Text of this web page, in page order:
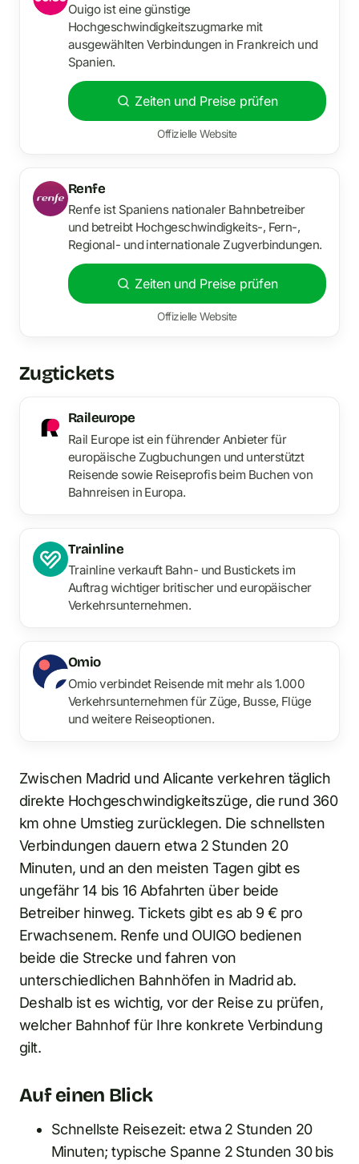
Ouigo ist eine günstige
Hochgeschwindigkeitszugmarke mit
ausgewählten Verbindungen in Frankreich und
Spanien.
Zeiten und Preise prüfen
Offizielle Website
Renfe
Renfe ist Spaniens nationaler Bahnbetreiber
und betreibt Hochgeschwindigkeits-, Fern-,
Regional- und internationale Zugverbindungen.
Zeiten und Preise prüfen
Offizielle Website
Zugtickets
Raileurope
Rail Europe ist ein führender Anbieter für
europäische Zugbuchungen und unterstützt
Reisende sowie Reiseprofis beim Buchen von
Bahnreisen in Europa.
Trainline
Trainline verkauft Bahn- und Bustickets im
Auftrag wichtiger britischer und europäischer
Verkehrsunternehmen.
Omio
Omio verbindet Reisende mit mehr als 1.000
Verkehrsunternehmen für Züge, Busse, Flüge
und weitere Reiseoptionen.
Zwischen Madrid und Alicante verkehren täglich
direkte Hochgeschwindigkeitszüge, die rund 360
km ohne Umstieg zurücklegen. Die schnellsten
Verbindungen dauern etwa 2 Stunden 20
Minuten, und an den meisten Tagen gibt es
ungefähr 14 bis 16 Abfahrten über beide
Betreiber hinweg. Tickets gibt es ab 9 € pro
Erwachsenem. Renfe und OUIGO bedienen
beide die Strecke und fahren von
unterschiedlichen Bahnhöfen in Madrid ab.
Deshalb ist es wichtig, vor der Reise zu prüfen,
welcher Bahnhof für Ihre konkrete Verbindung
gilt.
Auf einen Blick
Schnellste Reisezeit: etwa 2 Stunden 20
Minuten; typische Spanne 2 Stunden 30 bis